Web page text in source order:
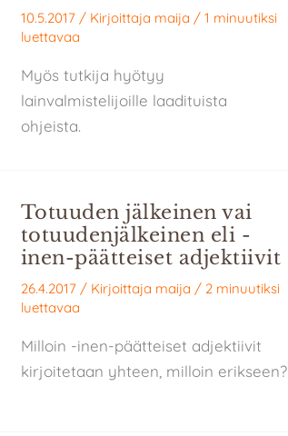
10.5.2017 / Kirjoittaja maija / 1 minuutiksi
luettavaa
Myös tutkija hyötyy
lainvalmistelijoille laadituista
ohjeista.
Totuuden jälkeinen vai
totuudenjälkeinen eli -
inen-päätteiset adjektiivit
26.4.2017 / Kirjoittaja maija / 2 minuutiksi
luettavaa
Milloin -inen-päätteiset adjektiivit
kirjoitetaan yhteen, milloin erikseen?